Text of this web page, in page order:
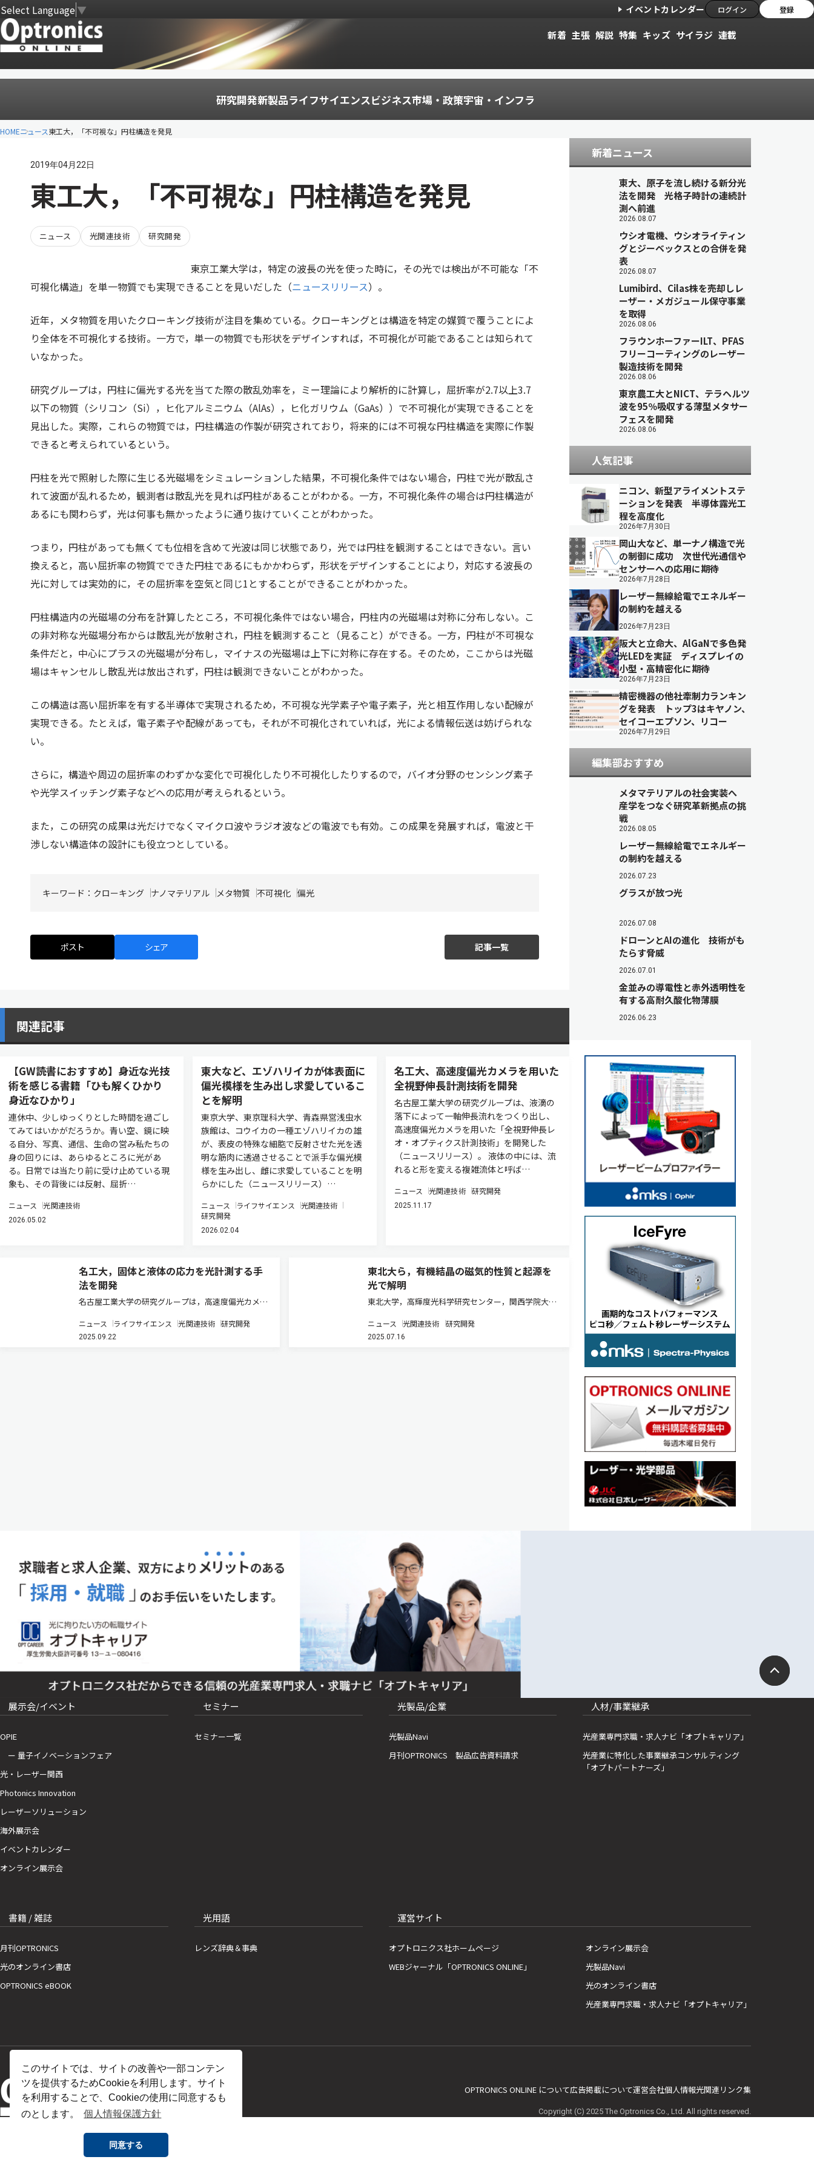
このサイトでは、サイトの改善や一部コンテン
ツを提供するためCookieを利用します。サイト
を利用することで、Cookieの使用に同意するも
のとします。
個人情報保護方針
同意する
Select Language▼ イベントカレンダー ログイン 登録
新着 主張 解説 特集 キッズ サイラジ 連載
研究開発新製品ライフサイエンスビジネス市場・政策宇宙・インフラ
HOMEニュース東工大，「不可視な」円柱構造を発見
2019年04月22日
東工大，「不可視な」円柱構造を発見
ニュース 光関連技術 研究開発
東京工業大学は，特定の波長の光を使った時に，その光では検出が不可能な「不
可視化構造」を単一物質でも実現できることを見いだした（ニュースリリース）。
近年，メタ物質を用いたクローキング技術が注目を集めている。クローキングとは構造を特定の媒質で覆うことによ
り全体を不可視化する技術。一方で，単一の物質でも形状をデザインすれば，不可視化が可能であることは知られて
いなかった。
研究グループは，円柱に偏光する光を当てた際の散乱効率を，ミー理論により解析的に計算し，屈折率が2.7以上3.7
以下の物質（シリコン（Si），ヒ化アルミニウム（AlAs），ヒ化ガリウム（GaAs））で不可視化が実現できることを
見出した。実際，これらの物質では，円柱構造の作製が研究されており，将来的には不可視な円柱構造を実際に作製
できると考えられているという。
円柱を光で照射した際に生じる光磁場をシミュレーションした結果，不可視化条件ではない場合，円柱で光が散乱さ
れて波面が乱れるため，観測者は散乱光を見れば円柱があることがわかる。一方，不可視化条件の場合は円柱構造が
あるにも関わらず，光は何事も無かったように通り抜けていくことがわかった。
つまり，円柱があっても無くても位相を含めて光波は同じ状態であり，光では円柱を観測することはできない。言い
換えると，高い屈折率の物質でできた円柱であるにもかかわらず，形状をデザインすることにより，対応する波長の
光に対しては実効的に，その屈折率を空気と同じ1とすることができることがわかった。
円柱構造内の光磁場の分布を計算したところ，不可視化条件ではない場合，円柱内の光磁場は対称に分布しない。こ
の非対称な光磁場分布からは散乱光が放射され，円柱を観測すること（見ること）ができる。一方，円柱が不可視な
条件だと，中心にプラスの光磁場が分布し，マイナスの光磁場は上下に対称に存在する。そのため，ここからは光磁
場はキャンセルし散乱光は放出されず，円柱は観測できないことがわかった。
この構造は高い屈折率を有する半導体で実現されるため，不可視な光学素子や電子素子，光と相互作用しない配線が
実現できる。たとえば，電子素子や配線があっても，それが不可視化されていれば，光による情報伝送は妨げられな
い。
さらに，構造や周辺の屈折率のわずかな変化で可視化したり不可視化したりするので，バイオ分野のセンシング素子
や光学スイッチング素子などへの応用が考えられるという。
また，この研究の成果は光だけでなくマイクロ波やラジオ波などの電波でも有効。この成果を発展すれば，電波と干
渉しない構造体の設計にも役立つとしている。
キーワード： クローキング ナノマテリアル メタ物質 不可視化 偏光
ポスト シェア 記事一覧
関連記事
【GW読書におすすめ】身近な光技
術を感じる書籍「ひも解くひかり
身近なひかり」
連休中、少しゆっくりとした時間を過ごし
てみてはいかがだろうか。青い空、鏡に映
る自分、写真、通信、生命の営み――私たちの
身の回りには、あらゆるところに光があ
る。日常では当たり前に受け止めている現
象も、その背後には反射、屈折…
ニュース 光関連技術
2026.05.02
東大など、エゾハリイカが体表面に
偏光模様を生み出し求愛しているこ
とを解明
東京大学、東京理科大学、青森県営浅虫水
族館は、コウイカの一種エゾハリイカの雄
が、表皮の特殊な細胞で反射させた光を透
明な筋肉に透過させることで派手な偏光模
様を生み出し、雌に求愛していることを明
らかにした（ニュースリリース）…
ニュース ライフサイエンス
光関連技術
研究開発
2026.02.04
名工大、高速度偏光カメラを用いた
全視野伸長計測技術を開発
名古屋工業大学の研究グループは、液滴の
落下によって一軸伸長流れをつくり出し、
高速度偏光カメラを用いた「全視野伸長レ
オ・オプティクス計測技術」を開発した
（ニュースリリース）。 液体の中には、流
れると形を変える複雑流体と呼ば…
ニュース 光関連技術 研究開発
2025.11.17
名工大，固体と液体の応力を光計測する手
法を開発
名古屋工業大学の研究グループは，高速度偏光カメラ
互作用を光で計測する新手法を開発した（ニュースリ
リース）。 脳血管疾患は日本の死因第4位を占める深
ニュース ライフサイエンス 光関連技術 研究開発
2025.09.22
東北大ら，有機結晶の磁気的性質と起源を
光で解明
東北大学，高輝度光科学研究センター，関西学院大
に，新たに求めた光に関する一般公式を適用し，その
磁気的性質と起源を解明した（ニュースリリース）。
ニュース 光関連技術 研究開発
2025.07.16
新着ニュース
東大、原子を流し続ける新分光
法を開発 光格子時計の連続計
測へ前進
2026.08.07
ウシオ電機、ウシオライティン
グとジーベックスとの合併を発
表
2026.08.07
Lumibird、Cilas株を売却しレ
ーザー・メガジュール保守事業
を取得
2026.08.06
フラウンホーファーILT、PFAS
フリーコーティングのレーザー
製造技術を開発
2026.08.06
東京農工大とNICT、テラヘルツ
波を95％吸収する薄型メタサー
フェスを開発
2026.08.06
人気記事
ニコン、新型アライメントステ
ーションを発表 半導体露光工
程を高度化
2026年7月30日
岡山大など、単一ナノ構造で光
の制御に成功 次世代光通信や
センサーへの応用に期待
2026年7月28日
レーザー無線給電でエネルギー
の制約を越える
2026年7月23日
阪大と立命大、AlGaNで多色発
光LEDを実証 ディスプレイの
小型・高精密化に期待
2026年7月23日
精密機器の他社牽制力ランキン
グを発表 トップ3はキヤノン、
セイコーエプソン、リコー
2026年7月29日
編集部おすすめ
メタマテリアルの社会実装へ
産学をつなぐ研究革新拠点の挑
戦
2026.08.05
レーザー無線給電でエネルギー
の制約を越える
2026.07.23
グラスが放つ光
2026.07.08
ドローンとAIの進化 技術がも
たらす脅威
2026.07.01
金並みの導電性と赤外透明性を
有する高耐久酸化物薄膜
2026.06.23
展示会/イベント
OPIE
ー 量子イノベーションフェア
光・レーザー関西
Photonics Innovation
レーザーソリューション
海外展示会
イベントカレンダー
オンライン展示会
セミナー
セミナー一覧
光製品/企業
光製品Navi
月刊OPTRONICS 製品広告資料請求
人材/事業継承
光産業専門求職・求人ナビ「オプトキャリア」
光産業に特化した事業継承コンサルティング
「オプトパートナーズ」
書籍 / 雑誌
月刊OPTRONICS
光のオンライン書店
OPTRONICS eBOOK
光用語
レンズ辞典＆事典
運営サイト
オプトロニクス社ホームページ
WEBジャーナル「OPTRONICS ONLINE」
オンライン展示会
光製品Navi
光のオンライン書店
光産業専門求職・求人ナビ「オプトキャリア」
OPTRONICS ONLINE について広告掲載について運営会社個人情報光関連リンク集
Copyright (C) 2025 The Optronics Co., Ltd. All rights reserved.